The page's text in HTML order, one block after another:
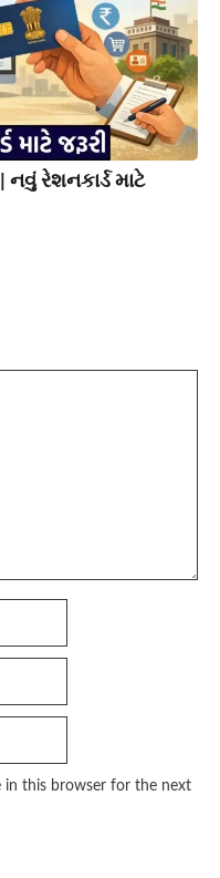
નવું રેશનકાર્ડ માટે
in this browser for the next